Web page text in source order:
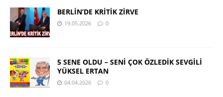
BERLİN’DE KRİTİK ZİRVE
19.05.2026 0
5 SENE OLDU – SENİ ÇOK ÖZLEDİK SEVGİLİ
YÜKSEL ERTAN
04.04.2026 0